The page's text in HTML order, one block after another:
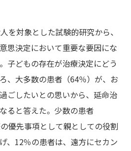
を対象とした試験的研究から、
思決定において重要な要因にな
子どもの存在が治療決定にどう
、大多数の患者（64％）が、お
ごしたいとの思いから、延命治
ると答えた。少数の患者
優先事項として親としての役割
、12％の患者は、遠方にセカン